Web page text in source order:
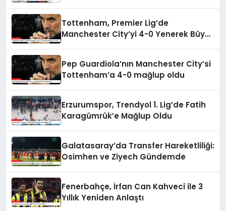
Tottenham, Premier Lig’de
Manchester City’yi 4-0 Yenerek Büyük
Pep Guardiola’nın Manchester City’si
Tottenham’a 4-0 mağlup oldu
Erzurumspor, Trendyol 1. Lig’de Fatih
Karagümrük’e Mağlup Oldu
Galatasaray’da Transfer Hareketliliği:
Osimhen ve Ziyech Gündemde
Fenerbahçe, İrfan Can Kahveci ile 3
Yıllık Yeniden Anlaştı